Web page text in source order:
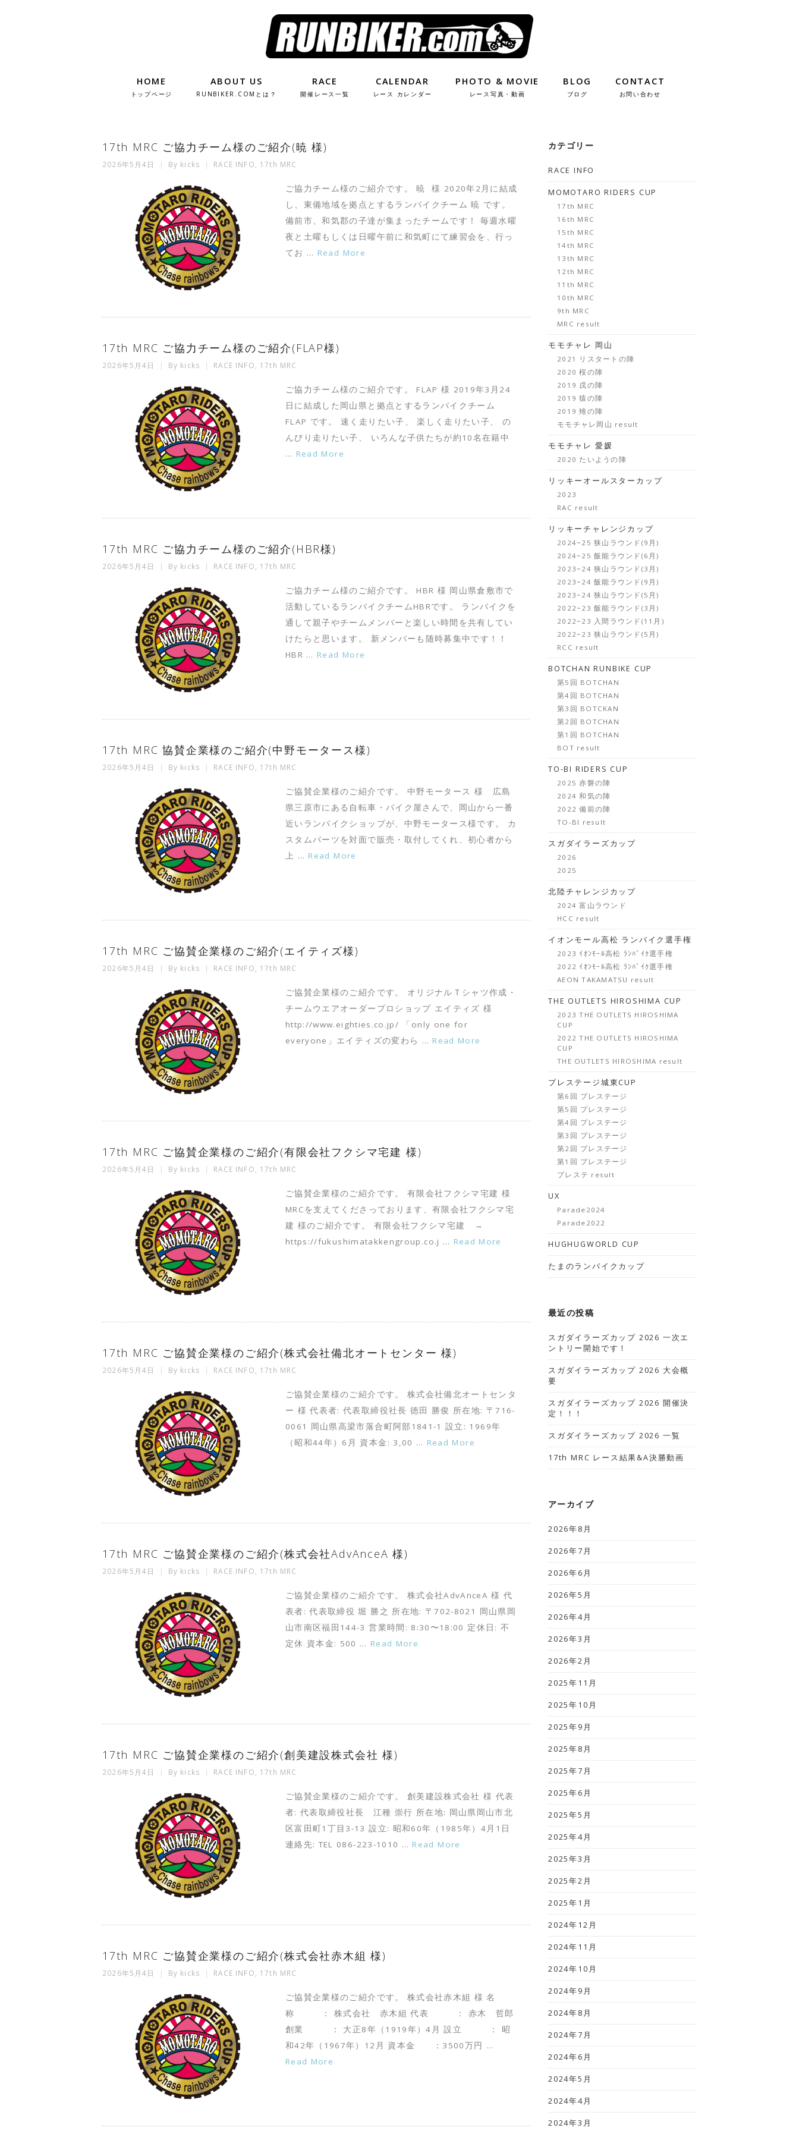
HOME
トップページ
ABOUT US
RUNBIKER.COMとは？
RACE
開催レース一覧
CALENDAR
レース カレンダー
PHOTO & MOVIE
レース写真・動画
BLOG
ブログ
CONTACT
お問い合わせ
17th MRC ご協力チーム様のご紹介(暁 様)
2026年5月4日 By kicks RACE INFO 17th MRC
ご協力チーム様のご紹介です。 暁 様 2020年2月に結成
し、東備地域を拠点とするランバイクチーム 暁 です。
備前市、和気郡の子達が集まったチームです！ 毎週水曜
夜と土曜もしくは日曜午前に和気町にて練習会を、行っ
てお … Read More
17th MRC ご協力チーム様のご紹介(FLAP様)
2026年5月4日 By kicks RACE INFO 17th MRC
ご協力チーム様のご紹介です。 FLAP 様 2019年3月24
日に結成した岡山県と拠点とするランバイクチーム
FLAP です。 速く走りたい子、 楽しく走りたい子、 の
んびり走りたい子、 いろんな子供たちが約10名在籍中
… Read More
17th MRC ご協力チーム様のご紹介(HBR様)
2026年5月4日 By kicks RACE INFO 17th MRC
ご協力チーム様のご紹介です。 HBR 様 岡山県倉敷市で
活動しているランバイクチームHBRです。 ランバイクを
通して親子やチームメンバーと楽しい時間を共有してい
けたらと思います。 新メンバーも随時募集中です！！
HBR … Read More
17th MRC 協賛企業様のご紹介(中野モータース様)
2026年5月4日 By kicks RACE INFO 17th MRC
ご協賛企業様のご紹介です。 中野モータース 様 広島
県三原市にある自転車・バイク屋さんで、岡山から一番
近いランバイクショップが、中野モータース様です。 カ
スタムパーツを対面で販売・取付してくれ、初心者から
上 … Read More
17th MRC ご協賛企業様のご紹介(エイティズ様)
2026年5月4日 By kicks RACE INFO 17th MRC
ご協賛企業様のご紹介です。 オリジナルＴシャツ作成・
チームウエアオーダープロショップ エイティズ 様
http://www.eighties.co.jp/ 「only one for
everyone」エイティズの変わら … Read More
17th MRC ご協賛企業様のご紹介(有限会社フクシマ宅建 様)
2026年5月4日 By kicks RACE INFO 17th MRC
ご協賛企業様のご紹介です。 有限会社フクシマ宅建 様
MRCを支えてくださっております、有限会社フクシマ宅
建 様のご紹介です。 有限会社フクシマ宅建 →
https://fukushimatakkengroup.co.j … Read More
17th MRC ご協賛企業様のご紹介(株式会社備北オートセンター 様)
2026年5月4日 By kicks RACE INFO 17th MRC
ご協賛企業様のご紹介です。 株式会社備北オートセンタ
ー 様 代表者: 代表取締役社長 徳田 勝俊 所在地: 〒716-
0061 岡山県高梁市落合町阿部1841-1 設立: 1969年
（昭和44年）6月 資本金: 3,00 … Read More
17th MRC ご協賛企業様のご紹介(株式会社AdvAnceA 様)
2026年5月4日 By kicks RACE INFO 17th MRC
ご協賛企業様のご紹介です。 株式会社AdvAnceA 様 代
表者: 代表取締役 堀 勝之 所在地: 〒702-8021 岡山県岡
山市南区福田144-3 営業時間: 8:30〜18:00 定休日: 不
定休 資本金: 500 … Read More
17th MRC ご協賛企業様のご紹介(創美建設株式会社 様)
2026年5月4日 By kicks RACE INFO 17th MRC
ご協賛企業様のご紹介です。 創美建設株式会社 様 代表
者: 代表取締役社長 江種 崇行 所在地: 岡山県岡山市北
区富田町1丁目3-13 設立: 昭和60年（1985年）4月1日
連絡先: TEL 086-223-1010 … Read More
17th MRC ご協賛企業様のご紹介(株式会社赤木組 様)
2026年5月4日 By kicks RACE INFO 17th MRC
ご協賛企業様のご紹介です。 株式会社赤木組 様 名
称 ： 株式会社 赤木組 代表 ： 赤木 哲郎
創業 ： 大正8年（1919年）4月 設立 ： 昭
和42年（1967年）12月 資本金 ：3500万円 …
Read More
カテゴリー
RACE INFO
MOMOTARO RIDERS CUP
17th MRC
16th MRC
15th MRC
14th MRC
13th MRC
12th MRC
11th MRC
10th MRC
9th MRC
MRC result
モモチャレ 岡山
2021 リスタートの陣
2020 桜の陣
2019 戌の陣
2019 猿の陣
2019 雉の陣
モモチャレ岡山 result
モモチャレ 愛媛
2020 たいようの陣
リッキーオールスターカップ
2023
RAC result
リッキーチャレンジカップ
2024~25 狭山ラウンド(9月)
2024~25 飯能ラウンド(6月)
2023~24 狭山ラウンド(3月)
2023~24 飯能ラウンド(9月)
2023~24 狭山ラウンド(5月)
2022~23 飯能ラウンド(3月)
2022~23 入間ラウンド(11月)
2022~23 狭山ラウンド(5月)
RCC result
BOTCHAN RUNBIKE CUP
第5回 BOTCHAN
第4回 BOTCHAN
第3回 BOTCKAN
第2回 BOTCHAN
第1回 BOTCHAN
BOT result
TO-BI RIDERS CUP
2025 赤磐の陣
2024 和気の陣
2022 備前の陣
TO-BI result
スガダイラーズカップ
2026
2025
北陸チャレンジカップ
2024 富山ラウンド
HCC result
イオンモール高松 ランバイク選手権
2023 ｲｵﾝﾓｰﾙ高松 ﾗﾝﾊﾞｲｸ選手権
2022 ｲｵﾝﾓｰﾙ高松 ﾗﾝﾊﾞｲｸ選手権
AEON TAKAMATSU result
THE OUTLETS HIROSHIMA CUP
2023 THE OUTLETS HIROSHIMA
CUP
2022 THE OUTLETS HIROSHIMA
CUP
THE OUTLETS HIROSHIMA result
プレステージ城東CUP
第6回 プレステージ
第5回 プレステージ
第4回 プレステージ
第3回 プレステージ
第2回 プレステージ
第1回 プレステージ
プレステ result
UX
Parade2024
Parade2022
HUGHUGWORLD CUP
たまのランバイクカップ
最近の投稿
スガダイラーズカップ 2026 一次エ
ントリー開始です！
スガダイラーズカップ 2026 大会概
要
スガダイラーズカップ 2026 開催決
定！！！
スガダイラーズカップ 2026 一覧
17th MRC レース結果&A決勝動画
アーカイブ
2026年8月
2026年7月
2026年6月
2026年5月
2026年4月
2026年3月
2026年2月
2025年11月
2025年10月
2025年9月
2025年8月
2025年7月
2025年6月
2025年5月
2025年4月
2025年3月
2025年2月
2025年1月
2024年12月
2024年11月
2024年10月
2024年9月
2024年8月
2024年7月
2024年6月
2024年5月
2024年4月
2024年3月